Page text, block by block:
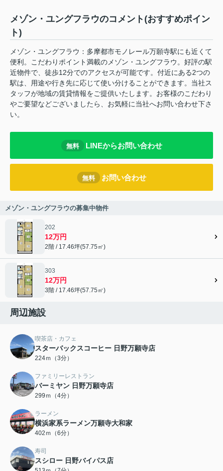
メゾン・ユングフラウのコメント(おすすめポイン
ト)
メゾン・ユングフラウ：多摩都市モノレール万願寺駅にも近くて
便利。こだわりポイント満載のメゾン・ユングフラウ。好評の駅
近物件で、徒歩12分でのアクセスが可能です。付近にある2つの
駅は、用途や行き先に応じて使い分けることができます。当社ス
タッフが地域の賃貸情報をご提供いたします。お客様のこだわり
やご要望などございましたら、お気軽に当社へお問い合わせ下さ
い。
無料 LINEからお問い合わせ
無料 お問い合わせ
メゾン・ユングフラウの募集中物件
202
12万円
2階 / 17.46坪(57.75㎡)
303
12万円
3階 / 17.46坪(57.75㎡)
周辺施設
喫茶店・カフェ
スターバックスコーヒー 日野万願寺店
224ｍ（3分）
ファミリーレストラン
バーミヤン 日野万願寺店
299ｍ（4分）
ラーメン
横浜家系ラーメン万願寺大和家
402ｍ（6分）
寿司
スシロー 日野バイパス店